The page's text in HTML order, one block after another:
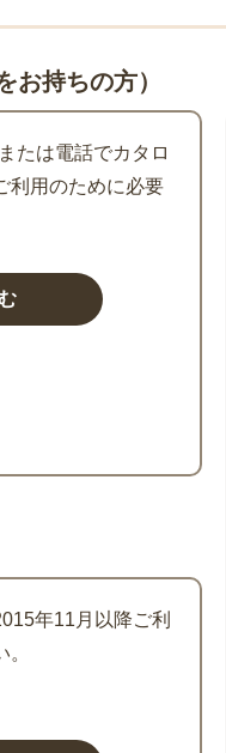
お持ちの方）
たは電話でカタロ
利用のために必要
年11月以降ご利